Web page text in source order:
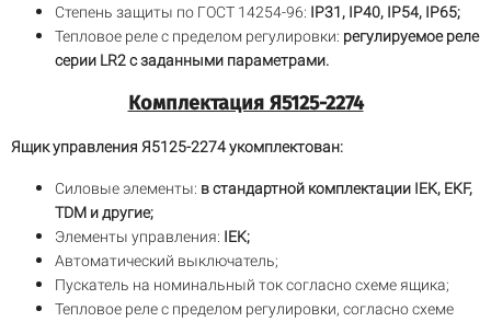
Степень защиты по ГОСТ 14254-96: IP31, IP40, IP54, IP65;
Тепловое реле с пределом регулировки: регулируемое реле
серии LR2 с заданными параметрами.
Комплектация Я5125-2274
Ящик управления Я5125-2274 укомплектован:
Силовые элементы: в стандартной комплектации IEK, EKF,
TDM и другие;
Элементы управления: IEK;
Автоматический выключатель;
Пускатель на номинальный ток согласно схеме ящика;
Тепловое реле с пределом регулировки, согласно схеме